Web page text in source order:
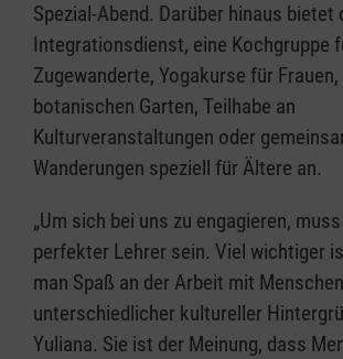
Spezial-Abend. Darüber hinaus bietet
Integrationsdienst, eine Kochgruppe
Zugewanderte, Yogakurse für
botanischen Garten, Teilhabe an
Kulturveranstaltungen oder
Wanderungen speziell für Ältere an.
„Um sich bei uns zu engagieren,
perfekter Lehrer sein. Viel wichtiger
man Spaß an der Arbeit mit Menschen
unterschiedlicher kultureller
Yuliana. Sie ist der Meinung, dass